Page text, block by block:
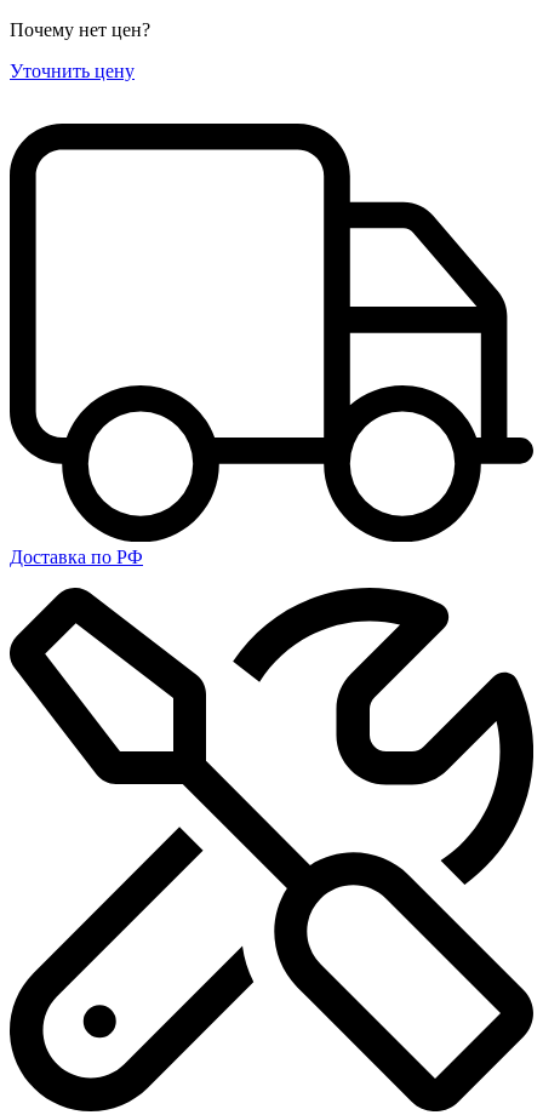
Почему нет цен?
Уточнить цену
Доставка по РФ